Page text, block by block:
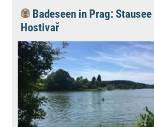
Badeseen in Prag: Stausee
Hostivař